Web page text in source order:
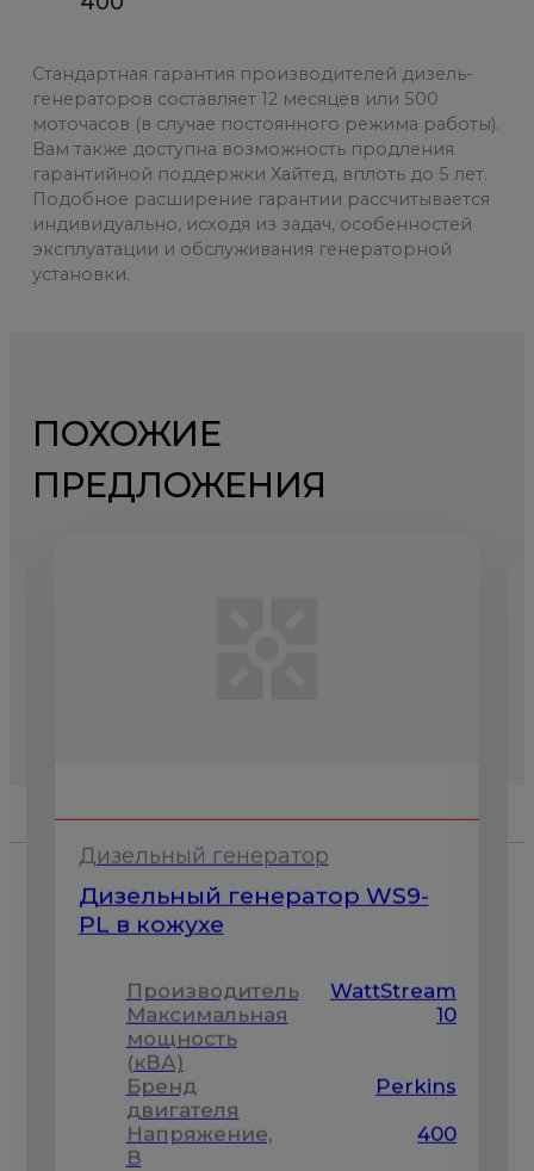
Стандартная гарантия производителей дизель-
генераторов составляет 12 месяцев или 500
моточасов (в случае постоянного режима работы).
Вам также доступна возможность продления
гарантийной поддержки Хайтед, вплоть до 5 лет.
Подобное расширение гарантии рассчитывается
индивидуально, исходя из задач, особенностей
эксплуатации и обслуживания генераторной
установки.
ПОХОЖИЕ
ПРЕДЛОЖЕНИЯ
Дизельный генератор
Дизельный генератор WS9-
PL в кожухе
Производитель
WattStream
Максимальная
мощность
(кВА)
10
Бренд
двигателя
Perkins
Напряжение,
В
400